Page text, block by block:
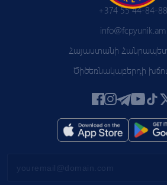
+374 55 44-84-88
info@fcpyunik.am
Հայաստանի
Ծիծեռնակաբերդի